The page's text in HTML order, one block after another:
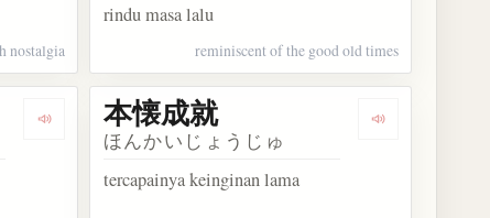
nostalgia
rindu masa lalu
reminiscent of the good old times
Dengarkan kosakata 方法的懐疑 Dengarkan
本懐成就
ほんかいじょうじゅ
tercapainya keinginan lama